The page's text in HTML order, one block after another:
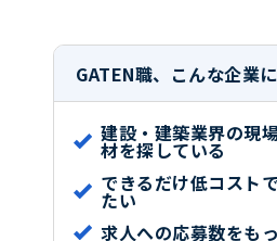
GATEN職、こんな企業
建設・建築業界の現
材を探している
できるだけ低コスト
たい
求人への応募数をも